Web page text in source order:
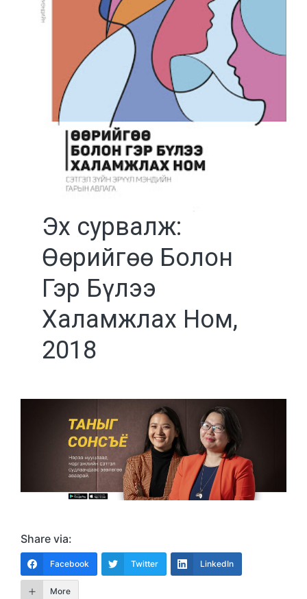
Эх сурвалж:
Өөрийгөө Болон
Гэр Бүлээ
Халамжлах Ном,
2018
Share via:
Facebook Twitter LinkedIn
More